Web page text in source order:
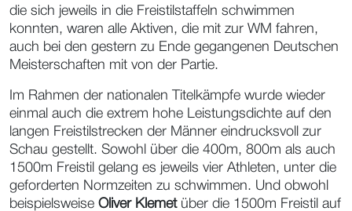
die sich jeweils in die Freistilstaffeln schwimmen
konnten, waren alle Aktiven, die mit zur WM fahren,
auch bei den gestern zu Ende gegangenen Deutschen
Meisterschaften mit von der Partie.
Im Rahmen der nationalen Titelkämpfe wurde wieder
einmal auch die extrem hohe Leistungsdichte auf den
langen Freistilstrecken der Männer eindrucksvoll zur
Schau gestellt. Sowohl über die 400m, 800m als auch
1500m Freistil gelang es jeweils vier Athleten, unter die
geforderten Normzeiten zu schwimmen. Und obwohl
beispielsweise Oliver Klemetüber die 1500m Freistil auf